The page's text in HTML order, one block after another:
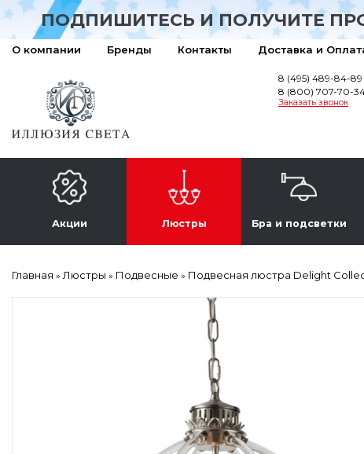
ПОДПИШИТЕСЬ И ПОЛУЧИТЕ
О компании Бренды Контакты Доставка и
8 (495) 489-84-89
8 (800) 707-70-
Заказать звонок
Акции Люстры Бра и подсветки
Главная »Люстры » Подвесные » Подвесная люстра Delight